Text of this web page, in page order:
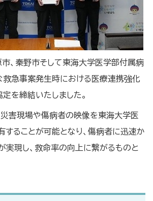
市、秦野市そして東海大学医学部付属病
救急事案発生時における医療連携強化
を締結いたしました。
災害現場や傷病者の映像を東海大学医
することが可能となり、傷病者に迅速か
実現し、救命率の向上に繋がるものと